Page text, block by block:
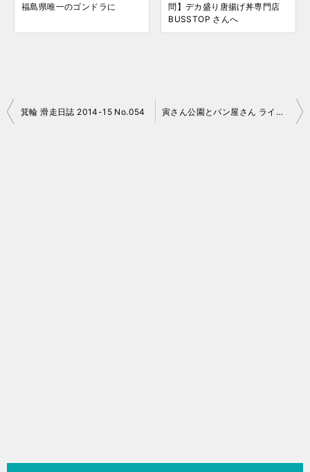
福島県唯一のゴンドラに
問】デカ盛り唐揚げ丼専門店
BUSSTOP さんへ
投
箕輪 滑走日誌 2014-15 No.054 寅さん公園とパン屋さん ライド日誌 15 No.001